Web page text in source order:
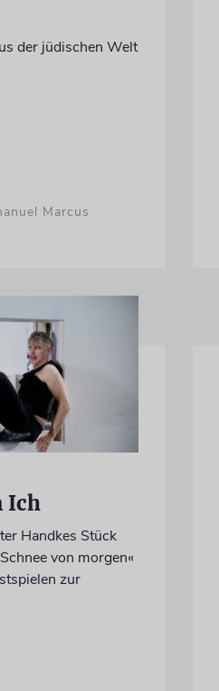
der jüdischen Welt
Marcus
Ich
Handkes Stück
von morgen«
zur